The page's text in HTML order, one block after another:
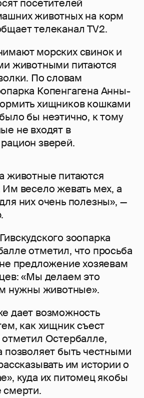
посетителей
животных на корм
телеканал TV2.
морских свинок и
животными питаются
По словам
Копенгагена Анны-
хищников кошками
бы неэтично, к тому
не входят в
зверей.
животные питаются
Им весело жевать мех, а
них очень полезны», —
зоопарка
отметил, что просьба
предложение хозяевам
«Мы делаем это
нужны животные».
дает возможность
как хищник съест
Остербалле,
позволяет быть честными
им истории о
куда их питомец якобы
смерти.